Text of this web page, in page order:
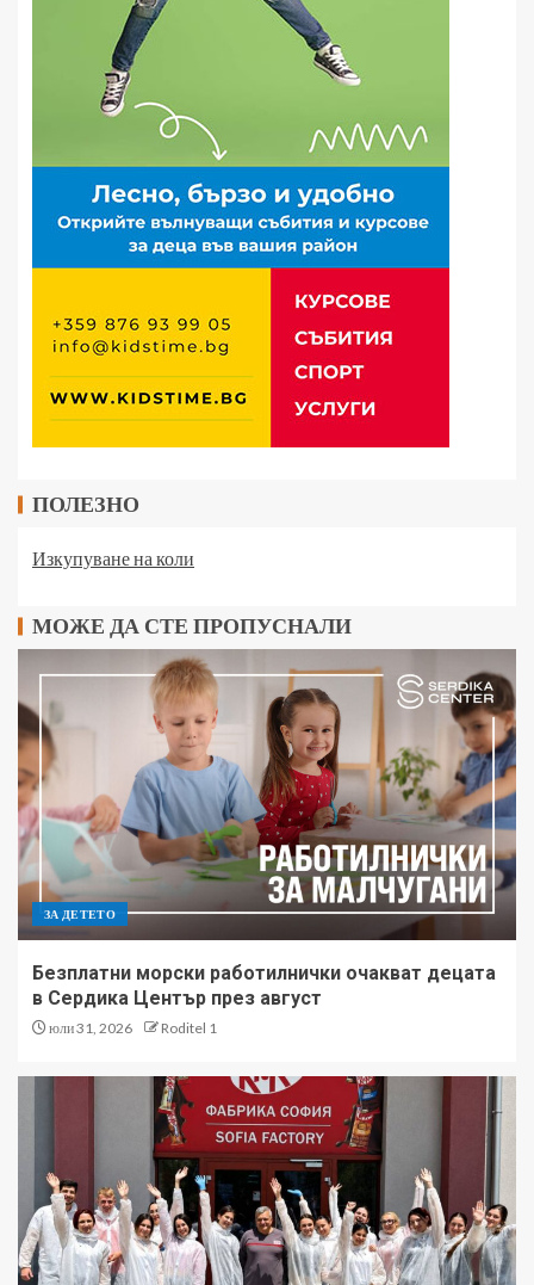
ПОЛЕЗНО
Изкупуване на коли
МОЖЕ ДА СТЕ ПРОПУСНАЛИ
ЗА ДЕТЕТО
Безплатни морски работилнички очакват децата
в Сердика Център през август
юли 31, 2026 Roditel 1